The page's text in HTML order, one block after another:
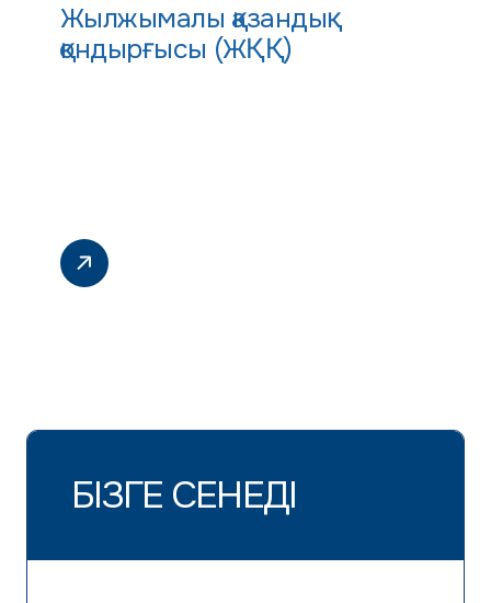
Жылжымалы қазандық
қондырғысы (ЖҚҚ)
БІЗГЕ СЕНЕДІ